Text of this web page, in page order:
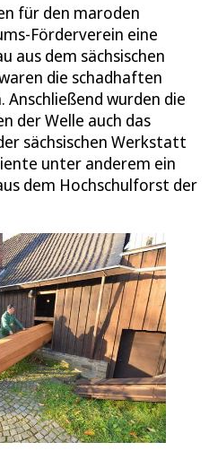
für den maroden
Förderverein eine
aus dem sächsischen
die schadhaften
wurden die
der Welle auch das
sächsischen Werkstatt
unter anderem ein
dem Hochschulforst der